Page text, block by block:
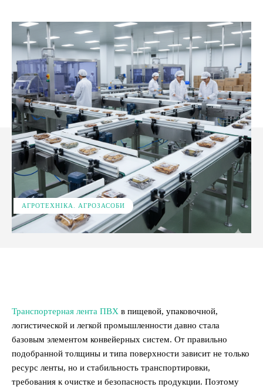
АГРОТЕХНІКА. АГРОЗАСОБИ
Транспортерная лента ПВХ в пищевой, упаковочной,
логистической и легкой промышленности давно стала
базовым элементом конвейерных систем. От правильно
подобранной толщины и типа поверхности зависит не только
ресурс ленты, но и стабильность транспортировки,
требования к очистке и безопасность продукции. Поэтому